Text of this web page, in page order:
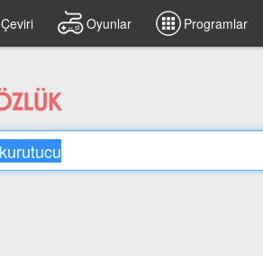
Çeviri Oyunlar Programlar